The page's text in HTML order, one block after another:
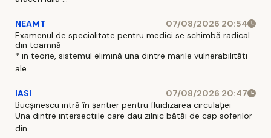
NEAMT
07/08/2026 20:54
Examenul de specialitate pentru medici se schimbă radical
din toamnă
* in teorie, sistemul elimină una dintre marile vulnerabilităti
ale ...
IASI
07/08/2026 20:47
Bucșinescu intră în șantier pentru fluidizarea circulației
Una dintre intersectiile care dau zilnic bătăi de cap soferilor
din ...